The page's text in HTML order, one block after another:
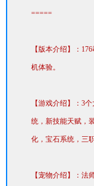
=====
【版本介绍】：
机体验。
【游戏介绍】：3
统，新技能天赋，
化，宝石系统，三
【宠物介绍】：